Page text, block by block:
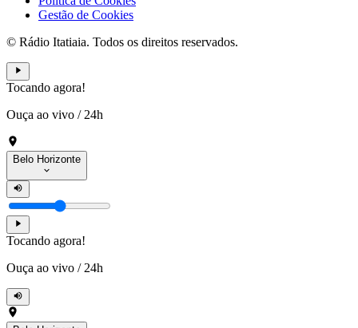
Gestão de Cookies
© Rádio Itatiaia. Todos os direitos reservados.
Tocando agora!
Ouça ao vivo / 24h
Belo Horizonte
Tocando agora!
Ouça ao vivo / 24h